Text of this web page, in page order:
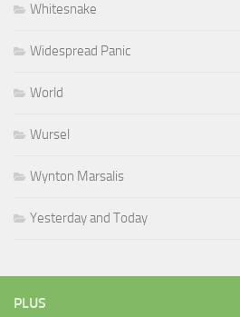
Whitesnake
Widespread Panic
World
Wursel
Wynton Marsalis
Yesterday and Today
PLUS